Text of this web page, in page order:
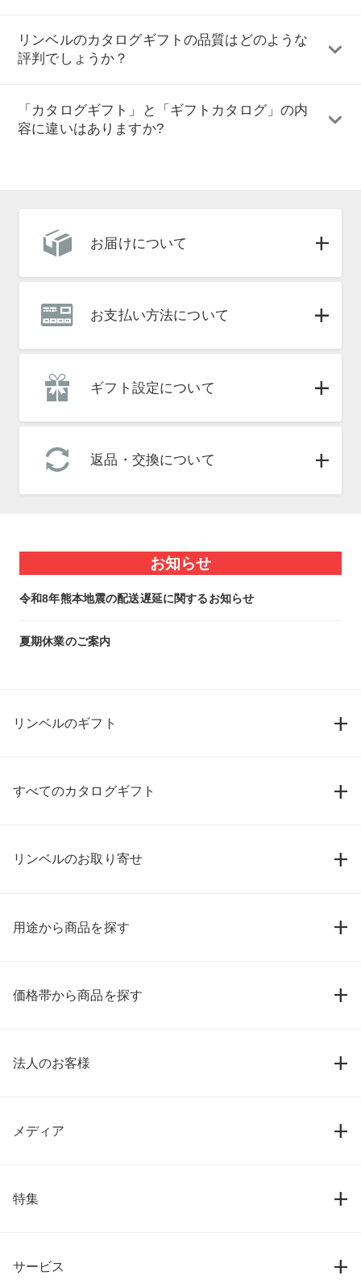
リンベルのカタログギフトの品質はどのような
評判でしょうか？
「カタログギフト」と「ギフトカタログ」の内
容に違いはありますか?
お届けについて
お支払い方法について
ギフト設定について
返品・交換について
お知らせ
令和8年熊本地震の配送遅延に関するお知らせ
夏期休業のご案内
リンベルのギフト
すべてのカタログギフト
リンベルのお取り寄せ
用途から商品を探す
価格帯から商品を探す
法人のお客様
メディア
特集
サービス